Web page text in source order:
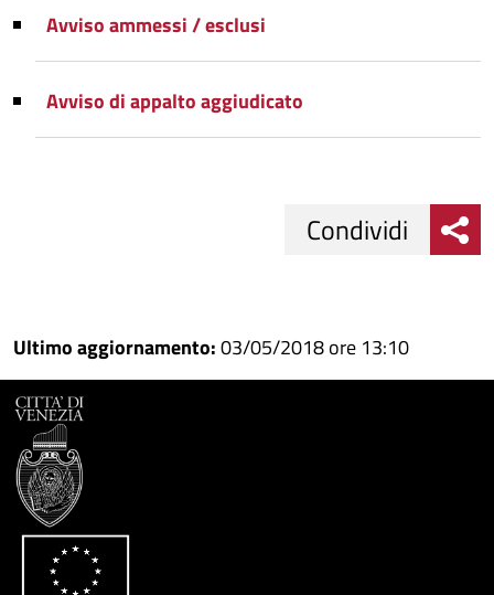
Avviso ammessi / esclusi
Avviso di appalto aggiudicato
su
Facebook
Condividi
su
Condividi
Condividi
Ultimo aggiornamento:03/05/2018 ore 13:10